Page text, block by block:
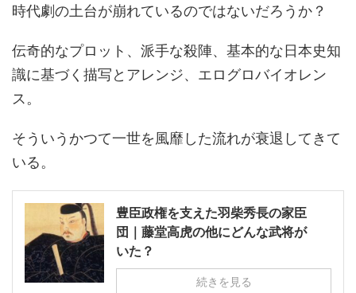
時代劇の土台が崩れているのではないだろうか？
伝奇的なプロット、派手な殺陣、基本的な日本史知
識に基づく描写とアレンジ、エログロバイオレン
ス。
そういうかつて一世を風靡した流れが衰退してきて
いる。
豊臣政権を支えた羽柴秀長の家臣
団｜藤堂高虎の他にどんな武将が
いた？
続きを見る